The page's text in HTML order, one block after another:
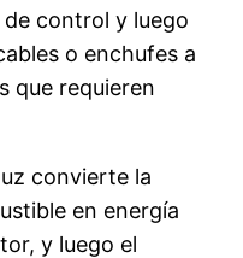
control y luego
o enchufes a
que requieren
convierte la
en energía
y luego el